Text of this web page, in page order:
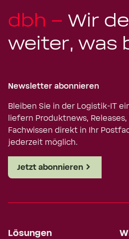
dbh – Wir
weiter, was
Newsletter abonnieren
Bleiben Sie in der Logistik-IT
liefern Produktnews,
Fachwissen direkt in Ihr
jederzeit möglich.
Jetzt abonnieren
Lösungen